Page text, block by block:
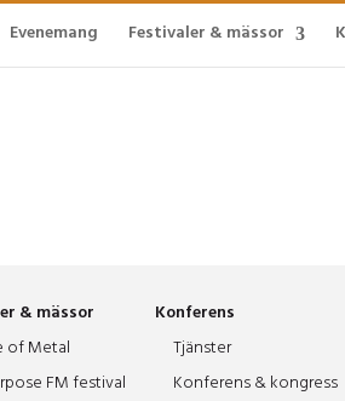
Evenemang Festivaler & mässor
& mässor
of Metal
FM festival
Konferens
Tjänster
Konferens & kongress